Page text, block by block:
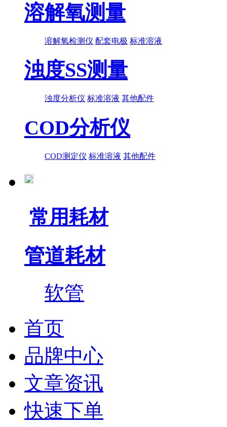
溶解氧测量
溶解氧检测仪 配套电极 标准溶液
浊度SS测量
浊度分析仪 标准溶液 其他配件
COD分析仪
COD测定仪 标准溶液 其他配件
常用耗材
管道耗材
软管
首页
品牌中心
文章资讯
快速下单